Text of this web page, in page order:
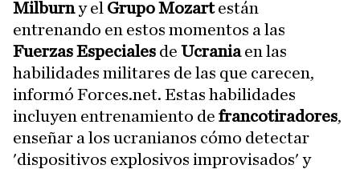
Milburny el Grupo Mozartestán
entrenando en estos momentos a las
Fuerzas Especiales de Ucraniaen las
habilidades militares de las que carecen,
informó Forces.net. Estas habilidades
incluyen entrenamiento de francotiradores,
enseñar a los ucranianos cómo detectar
'dispositivos explosivos improvisados' y